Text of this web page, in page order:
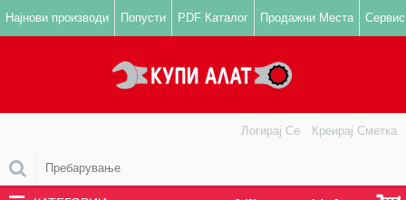
Најнови производи Попусти PDF Каталог Продажни Места Сервис
Логирај Се Креирај Сметка